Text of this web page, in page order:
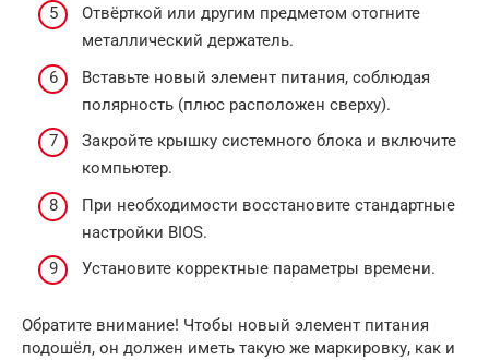
Отвёрткой или другим предметом отогните
металлический держатель.
Вставьте новый элемент питания, соблюдая
полярность (плюс расположен сверху).
Закройте крышку системного блока и включите
компьютер.
При необходимости восстановите стандартные
настройки BIOS.
Установите корректные параметры времени.
Обратите внимание! Чтобы новый элемент питания
подошёл, он должен иметь такую же маркировку, как и